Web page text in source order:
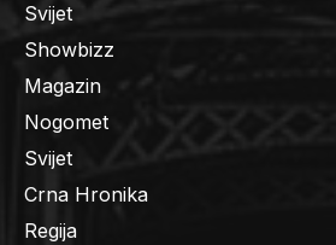
Svijet
Showbizz
Magazin
Nogomet
Svijet
Crna Hronika
Regija